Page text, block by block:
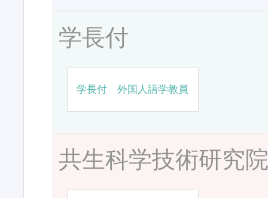
学長付
学長付 外国人語学教員
共生科学技術研究